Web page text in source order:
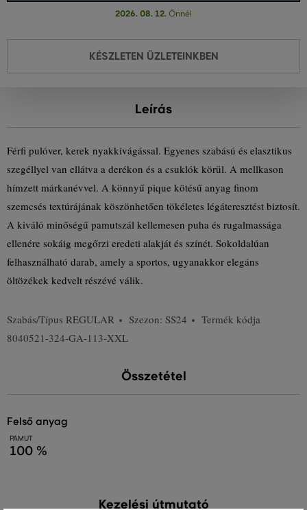
2026. 08. 12. Önnél
KÉSZLETEN ÜZLETEINKBEN
Leírás
Férfi pulóver, kerek nyakkivágással. Egyenes szabású és elasztikus
szegéllyel van ellátva a derékon és a csuklók körül. A mellkason
hímzett márkanévvel. A könnyű pique kötésű anyag finom
szemcsés textúrájának köszönhetően tökéletes légáteresztést biztosít.
A kiváló minőségű pamutszál kellemesen puha és rugalmassága
ellenére sokáig megőrzi eredeti alakját és színét. Sokoldalúan
felhasználható darab, amely a sportos, ugyanakkor elegáns
öltözékek kedvelt részévé válik.
Szabás/Típus REGULAR Szezon: SS24
Termék kódja
8040521-324-GA-113-XXL
Összetétel
felső anyag
PAMUT
100 %
Kezelési útmutató